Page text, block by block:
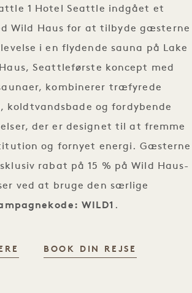
1 Hotel Seattle indgået et
Wild Haus for at tilbyde gæsterne
i en flydende sauna på Lake
Seattleførste koncept med
kombinerer træfyrede
koldtvandsbade og fordybende
der er designet til at fremme
og fornyet energi. Gæsterne
rabat på 15 % på Wild Haus-
ved at bruge den særlige
WILD1 .
WILD HAUS FLYDENDE SAUNA
BOOK DIN REJSE